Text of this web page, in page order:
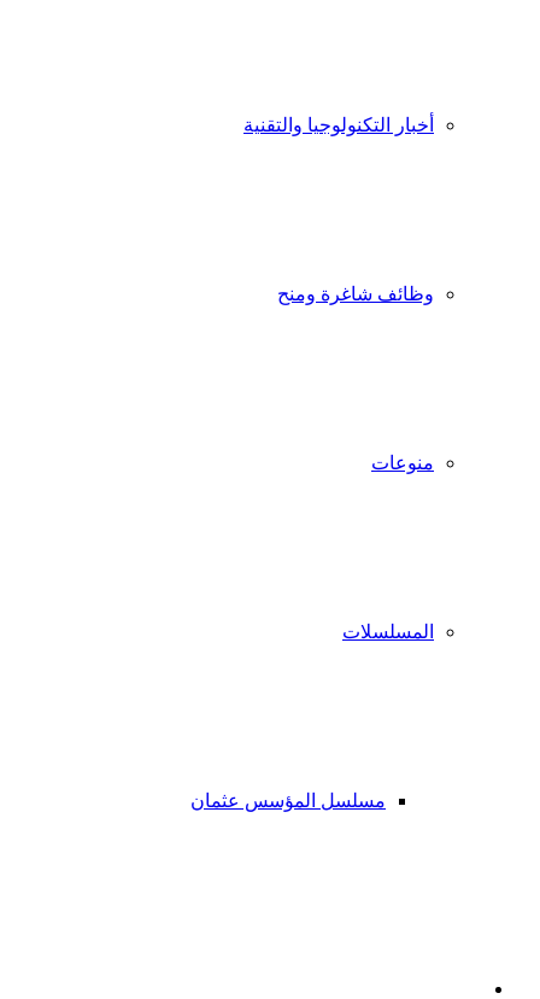
أخبار التكنولوجيا والتقنية
وظائف شاغرة ومنح
منوعات
المسلسلات
مسلسل المؤسس عثمان